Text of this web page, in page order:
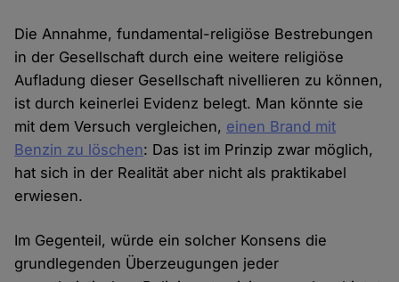
Die Annahme, fundamental-religiöse Bestrebungen
in der Gesellschaft durch eine weitere religiöse
Aufladung dieser Gesellschaft nivellieren zu können,
ist durch keinerlei Evidenz belegt. Man könnte sie
mit dem Versuch vergleichen, einen Brand mit
Benzin zu löschen: Das ist im Prinzip zwar möglich,
hat sich in der Realität aber nicht als praktikabel
erwiesen.
Im Gegenteil, würde ein solcher Konsens die
grundlegenden Überzeugungen jeder